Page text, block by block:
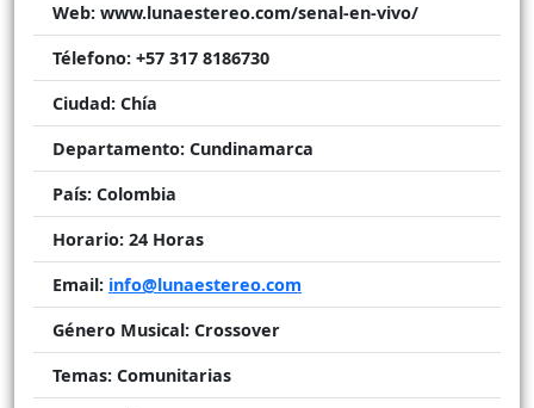
Web: www.lunaestereo.com/senal-en-vivo/
Télefono: +57 317 8186730
Ciudad: Chía
Departamento: Cundinamarca
País: Colombia
Horario: 24 Horas
Email: info@lunaestereo.com
Género Musical: Crossover
Temas: Comunitarias